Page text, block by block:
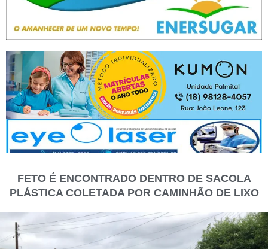
FETO É ENCONTRADO DENTRO DE SACOLA
PLÁSTICA COLETADA POR CAMINHÃO DE LIXO